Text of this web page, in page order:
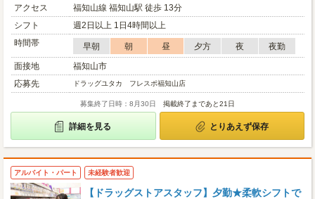
アクセス
福知山線 福知山駅 徒歩 13分
シフト
週2日以上 1日4時間以上
時間帯
早朝 朝 昼 夕方 夜
夜勤
面接地
福知山市
応募先
ドラッグユタカ フレスポ福知山店
募集終了日時：8月30日 掲載終了まであと21日
詳細を見る とりあえず保存
アルバイト・パート 未経験者歓迎
【ドラッグストアスタッフ】夕勤★柔軟シフトで